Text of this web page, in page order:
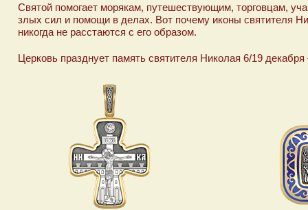
Святой помогает морякам, путешествующим, торговцам,
злых сил и помощи в делах. Вот почему иконы святителя
никогда не расстаются с его образом.
Церковь празднует память святителя Николая 6/19